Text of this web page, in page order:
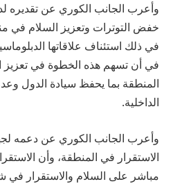
وأعرب الجانب الكوري عن تقديره
خفض التوترات وتعزيز السلام في
في ذلك استئناف علاقاتها
في أن تسهم هذه الخطوة في تعزيز
المنطقة بما يحفظ سيادة الدول
الداخلية.
وأعرب الجانب الكوري عن دعمه
الاستقرار في المنطقة، وأن
مباشر على السلام والاستقرار في